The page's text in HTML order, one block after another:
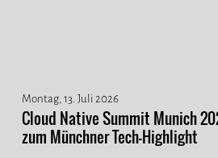
Montag, 13. Juli 2026
Cloud Native Summit Munich
zum Münchner Tech-Highlight